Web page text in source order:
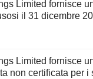
Limited fornisce
il 31 dicembre
Limited fornisce
non certificata per i